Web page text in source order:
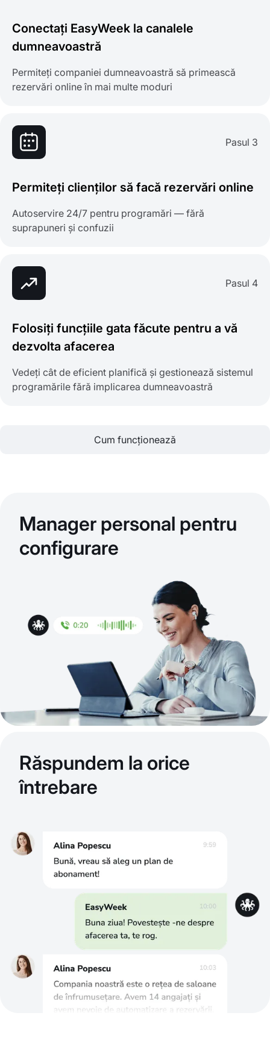
Conectați EasyWeek la canalele
dumneavoastră
Permiteți companiei dumneavoastră să primească
rezervări online în mai multe moduri
Pasul 3
Permiteți clienților să facă rezervări online
Autoservire 24/7 pentru programări — fără
suprapuneri și confuzii
Pasul 4
Folosiți funcțiile gata făcute pentru a vă
dezvolta afacerea
Vedeți cât de eficient planifică și gestionează sistemul
programările fără implicarea dumneavoastră
Cum funcționează
Manager personal pentru
configurare
Răspundem la orice
întrebare